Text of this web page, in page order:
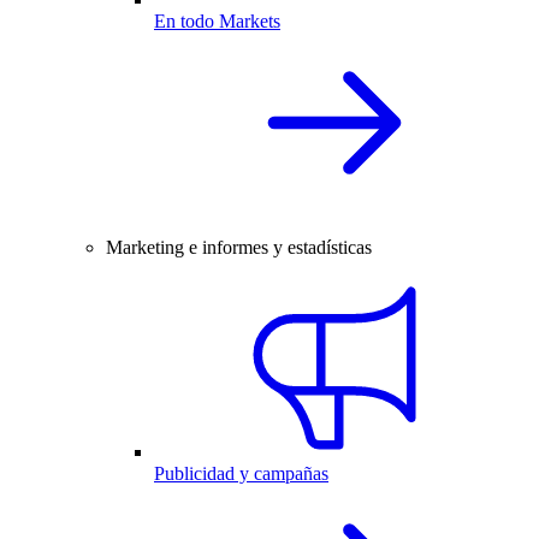
En todo Markets
Marketing e informes y estadísticas
Publicidad y campañas